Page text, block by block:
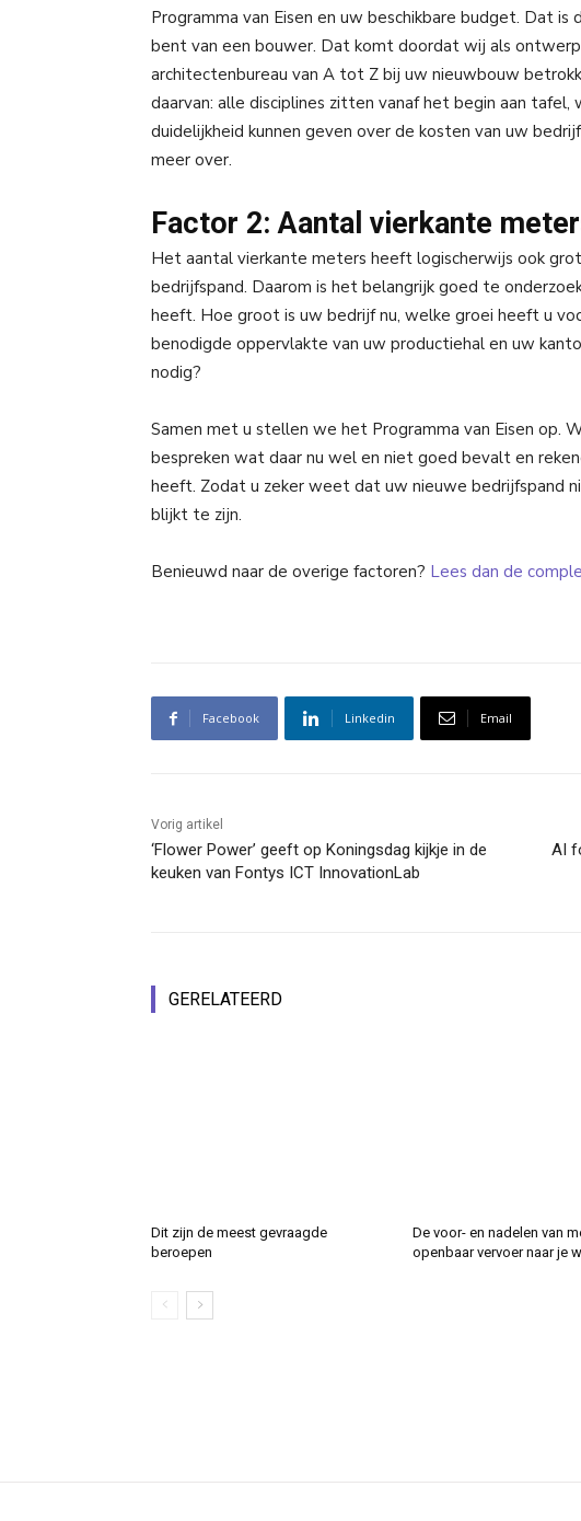
Programma van Eisen en uw beschikbare budget. Dat is
bent van een bouwer. Dat komt doordat wij als
architectenbureau van A tot Z bij uw nieuwbouw
daarvan: alle disciplines zitten vanaf het begin aan
duidelijkheid kunnen geven over de kosten van uw
meer over.
Factor 2: Aantal vierkante
Het aantal vierkante meters heeft logischerwijs ook
bedrijfspand. Daarom is het belangrijk goed te
heeft. Hoe groot is uw bedrijf nu, welke groei heeft u
benodigde oppervlakte van uw productiehal en uw
nodig?
Samen met u stellen we het Programma van Eisen op.
bespreken wat daar nu wel en niet goed bevalt en
heeft. Zodat u zeker weet dat uw nieuwe bedrijfspand
blijkt te zijn.
Benieuwd naar de overige factoren? Lees dan de
Facebook Linkedin Email
Vorig artikel
‘Flower Power’ geeft op Koningsdag kijkje in de
keuken van Fontys ICT InnovationLab
AI
GERELATEERD
Dit zijn de meest gevraagde
beroepen
De voor- en nadelen van
openbaar vervoer naar je